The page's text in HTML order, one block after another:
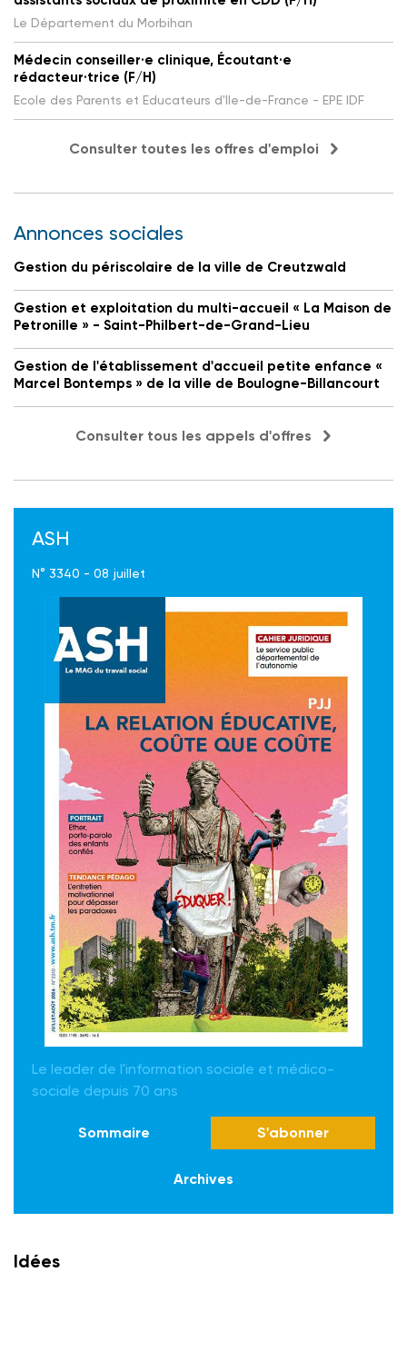
Le Département du Morbihan
Médecin conseiller·e clinique, Écoutant·e
rédacteur·trice (F/H)
Ecole des Parents et Educateurs d'Ile-de-France - EPE IDF
Consulter toutes les offres d'emploi
Annonces sociales
Gestion du périscolaire de la ville de Creutzwald
Gestion et exploitation du multi-accueil « La Maison de
Petronille » - Saint-Philbert-de-Grand-Lieu
Gestion de l'établissement d'accueil petite enfance «
Marcel Bontemps » de la ville de Boulogne-Billancourt
Consulter tous les appels d'offres
ASH
N° 3340 - 08 juillet
Le leader de l'information sociale et médico-
sociale depuis 70 ans
Sommaire S'abonner
Archives
Idées